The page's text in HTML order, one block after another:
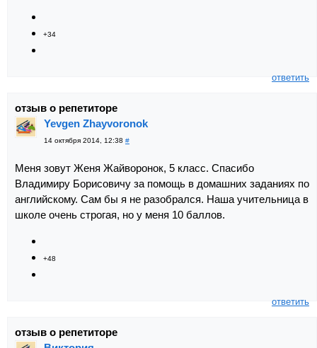
+34
ответить
отзыв о репетиторе
Yevgen Zhayvoronok
14 октября 2014, 12:38 #
Меня зовут Женя Жайворонок, 5 класс. Спасибо
Владимиру Борисовичу за помощь в домашних заданиях по
английскому. Сам бы я не разобрался. Наша учительница в
школе очень строгая, но у меня 10 баллов.
+48
ответить
отзыв о репетиторе